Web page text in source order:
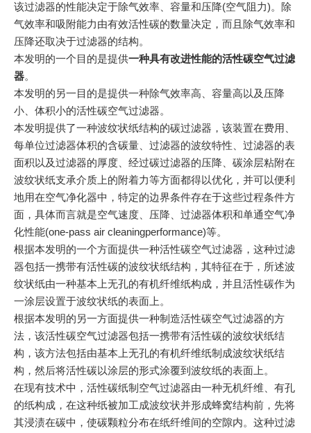
该过滤器的性能决定于除气效率、容量和压降(空气阻力)。除
气效率和吸附能力由有效活性碳的数量决定，而且除气效率和
压降还取决于过滤器的结构。
本发明的一个目的是提供一种具有改进性能的活性碳空气过滤
器。
本发明的另一目的是提供一种除气效率高、容量高以及压降
小、体积小的活性碳空气过滤器。
本发明提供了一种波纹状纸结构的碳过滤器，该装置在费用、
每单位过滤器体积的含碳量、过滤器的波纹特性、过滤器的表
面积以及过滤器的厚度、经过碳过滤器的压降、碳涂层粘附在
波纹状纸支承介质上的附着力等方面都得以优化，并可以便利
地用在空气净化器中，特定的边界条件存在于这些过程条件方
面，具体而言就是空气速度、压降、过滤器体积和单通空气净
化性能(one-pass air cleaningperformance)等。
根据本发明的一个方面提供一种活性碳空气过滤器，这种过滤
器包括一携带有活性碳的波纹状纸结构，其特征在于，所述波
纹状纸由一种基本上无孔的有机纤维纸构成，并且活性碳作为
一涂层设置于波纹状纸的表面上。
根据本发明的另一方面提供一种制造活性碳空气过滤器的方
法，该活性碳空气过滤器包括一携带有活性碳的波纹状纸结
构，该方法包括由基本上无孔的有机纤维纸制成波纹状纸结
构，然后将活性碳以涂层的形式涂覆到波纹纸的表面上。
在现有技术中，活性碳纸制空气过滤器由一种无机纤维、有孔
的纸构成，在这种纸被加工成波纹状并形成蜂窝结构前，先将
其浸渍在碳中，使碳颗粒分布在纸纤维间的空隙内。这种过滤